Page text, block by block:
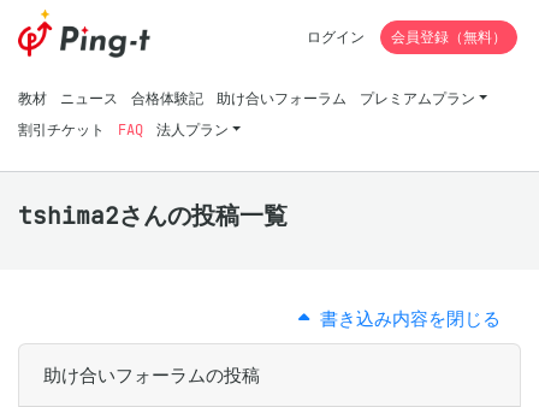
教材 ニュース 合格体験記 助け合いフォーラム
プレミアムプラン
割引チケット
FAQ 法人プラン
ログイン 会員登録（無料）
tshima2さんの投稿一覧
書き込み内容を閉じる
助け合いフォーラムの投稿